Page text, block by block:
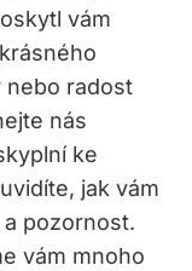
vám
nebo radost
nás
ke
jak vám
pozornost.
vám mnoho